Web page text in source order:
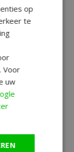
op
te
Voor
uw